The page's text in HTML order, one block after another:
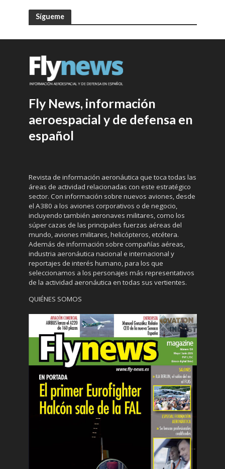
Sígueme
Fly News, información
aeroespacial y de defensa en
español
Revista de información aeronáutica que toca todas las
áreas de actividad relacionadas con este estratégico
sector. Con información sobre nuevos aviones, desde
el A380 a los aviones corporativos o de negocio,
incluyendo también aeronaves militares, como los
súper cazas de las principales fuerzas aéreas del
mundo, aviones militares, helicópteros, etcétera.
Además de información sobre compañías aéreas,
industria aeronáutica nacional e internacional y
reportajes de interés humano, para los que
seleccionamos a los personajes más representativos
de la actividad aeronáutica en todas sus vertientes.
QUIÉNES SOMOS